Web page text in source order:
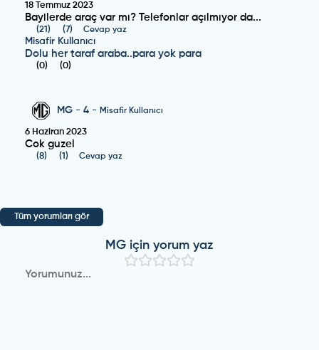
18 Temmuz 2023
Bayilerde araç var mı? Telefonlar açılmıyor da...
(21 ) (7) Cevap yaz
Misafir Kullanıcı
Dolu her taraf araba..para yok para
(0) (0)
MG -4 - Misafir Kullanıcı
6 Haziran 2023
Cok guzel
(8) (1 ) Cevap yaz
Tüm yorumları gör
MG için yorum yaz